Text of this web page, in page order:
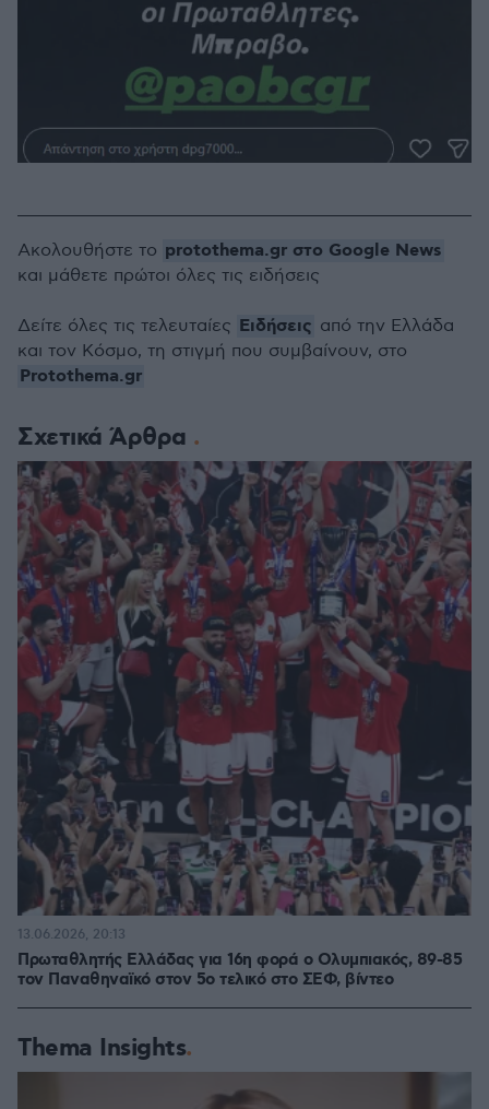
Σχετικά Άρθρα
Πρωταθλητής Ελλάδας για 16η φορά ο Ολυμπιακός, 89-85
τον Παναθηναϊκό στον 5ο τελικό στο ΣΕΦ, βίντεο
13.06.2026, 20:13
Thema Insights
Ακολουθήστε το protothema.gr στο Google News
και μάθετε πρώτοι όλες τις ειδήσεις
Δείτε όλες τις τελευταίες Ειδήσεις από την Ελλάδα
και τον Κόσμο, τη στιγμή που συμβαίνουν, στο
Protothema.gr